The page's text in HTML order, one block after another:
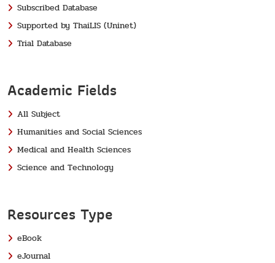
Subscribed Database
Supported by ThaiLIS (Uninet)
Trial Database
Academic Fields
All Subject
Humanities and Social Sciences
Medical and Health Sciences
Science and Technology
Resources Type
eBook
eJournal